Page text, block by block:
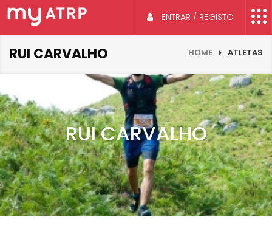
ENTRAR / REGISTO
RUI CARVALHO HOME ATLETAS
RUI CARVALHO